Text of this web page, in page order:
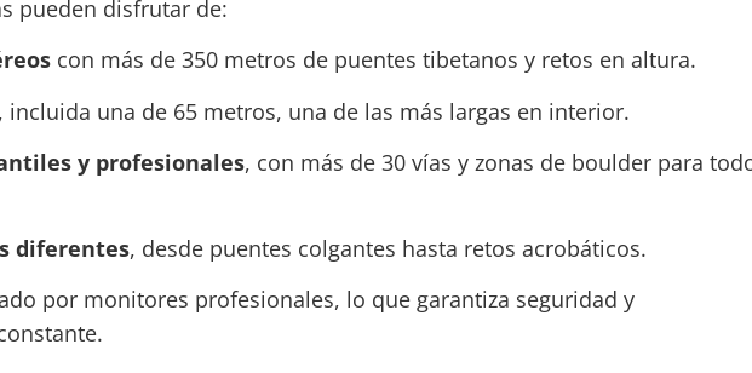
pueden disfrutar de:
con más de 350 metros de puentes tibetanos y retos en altura.
incluida una de 65 metros, una de las más largas en interior.
y profesionales, con más de 30 vías y zonas de boulder para
diferentes, desde puentes colgantes hasta retos acrobáticos.
por monitores profesionales, lo que garantiza seguridad y